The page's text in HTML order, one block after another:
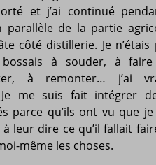
et j’ai continué
de la partie
côté distillerie. Je n’étais
bossais à souder, à
à remonter… j’ai
me suis fait intégrer
parce qu’ils ont vu que je
leur dire ce qu’il fallait
même les choses.